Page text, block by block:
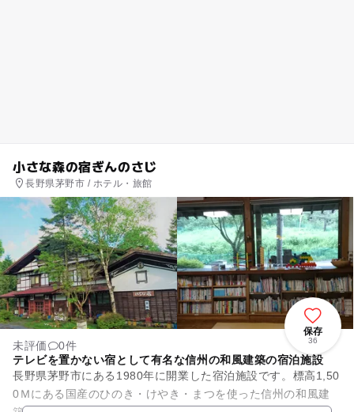
小さな森の宿ぎんのさじ
長野県茅野市 / ホテル・旅館
保存
36
未評価
0件
テレビを置かない宿として有名な信州の和風建築の宿泊施設
長野県茅野市にある1980年に開業した宿泊施設です。標高1,50
0Ｍにある国産のひのき・けやき・まつを使った信州の和風建